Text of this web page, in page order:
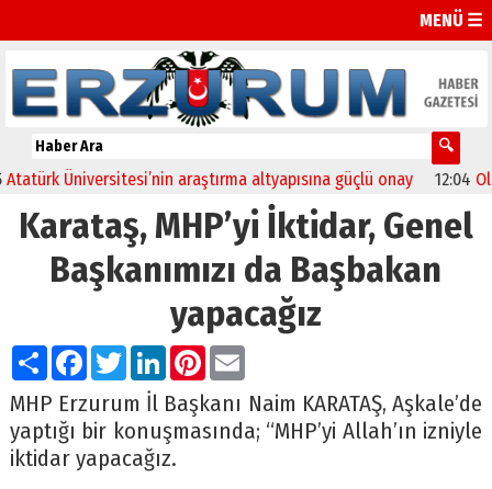
MENÜ ☰
Üniversitesi’nin araştırma altyapısına güçlü onay 12:04
Karataş, MHP’yi İktidar, Genel
Başkanımızı da Başbakan
yapacağız
PaylaşFacebook
TwitterLinkedIn
Pinterest
Email
MHP Erzurum İl Başkanı Naim KARATAŞ, Aşkale’de
yaptığı bir konuşmasında; “MHP’yi Allah’ın izniyle
iktidar yapacağız.